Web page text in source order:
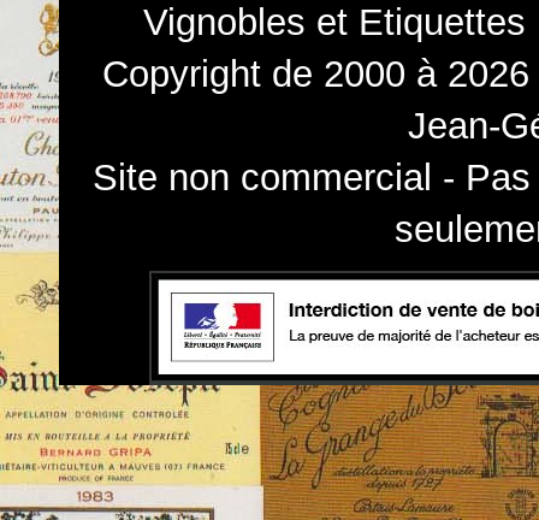
Vignobles et
Copyright de 2000 à
Jean-
Site non commercial -